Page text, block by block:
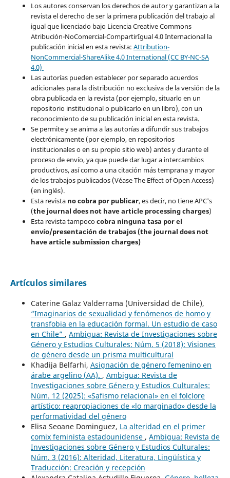
Los autores conservan los derechos de autor y garantizan a la
revista el derecho de ser la primera publicación del trabajo al
igual que licenciado bajo Licencia Creative Commons
Atribución-NoComercial-CompartirIgual 4.0 Internacional la
publicación inicial en esta revista: Attribution-
NonCommercial-ShareAlike 4.0 International (CC BY-NC-SA
4.0)
Las autorías pueden establecer por separado acuerdos
adicionales para la distribución no exclusiva de la versión de la
obra publicada en la revista (por ejemplo, situarlo en un
repositorio institucional o publicarlo en un libro), con un
reconocimiento de su publicación inicial en esta revista.
Se permite y se anima a las autorías a difundir sus trabajos
electrónicamente (por ejemplo, en repositorios
institucionales o en su propio sitio web) antes y durante el
proceso de envío, ya que puede dar lugar a intercambios
productivos, así como a una citación más temprana y mayor
de los trabajos publicados (Véase The Effect of Open Access)
(en inglés).
Esta revista no cobra por publicar, es decir, no tiene APC's
(the journal does not have article processing charges)
Esta revista tampococobra ninguna tasa por el
envío/presentación de trabajos (the journal does not
have article submission charges)
Artículos similares
Caterine Galaz Valderrama (Universidad de Chile),
“Imaginarios de sexualidad y fenómenos de homo y
transfobia en la educación formal. Un estudio de caso
en Chile” , Ambigua: Revista de Investigaciones sobre
Género y Estudios Culturales: Núm. 5 (2018): Visiones
de género desde un prisma multicultural
Khadija Belfarhi, Asignación de género femenino en
árabe argelino (AA). , Ambigua: Revista de
Investigaciones sobre Género y Estudios Culturales:
Núm. 12 (2025): «Safismo relacional» en el folclore
artístico: reapropiaciones de «lo marginado» desde la
performatividad del género
Elisa Seoane Dominguez, La alteridad en el primer
comix feminista estadounidense , Ambigua: Revista de
Investigaciones sobre Género y Estudios Culturales:
Núm. 3 (2016): Alteridad, Literatura, Lingüística y
Traducción: Creación y recepción